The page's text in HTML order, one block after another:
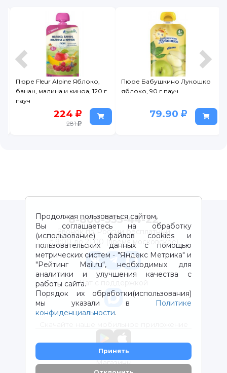
Пюре Fleur Alpine Яблоко,
банан, малина и киноа, 120 г
пауч
224
281
Пюре Бабушкино Лукошко
яблоко, 90 г пауч
79.90
Продолжая пользоваться сайтом,
Вы соглашаетесь на обработку
(использование) файлов cookies и
пользовательских данных с помощью
метрических систем - "Яндекс Метрика" и
"Рейтинг Mail.ru“, необходимых для
аналитики и улучшения качества с
работы сайта.
Порядок их обработки(использования)
мы указали в
Политике
конфиденциальности.
Принять
8-800-333-44-22
Звонок по России бесплатный
с 9:00 до 21:00 (время московское)
Чат с поддержкой
Магазины